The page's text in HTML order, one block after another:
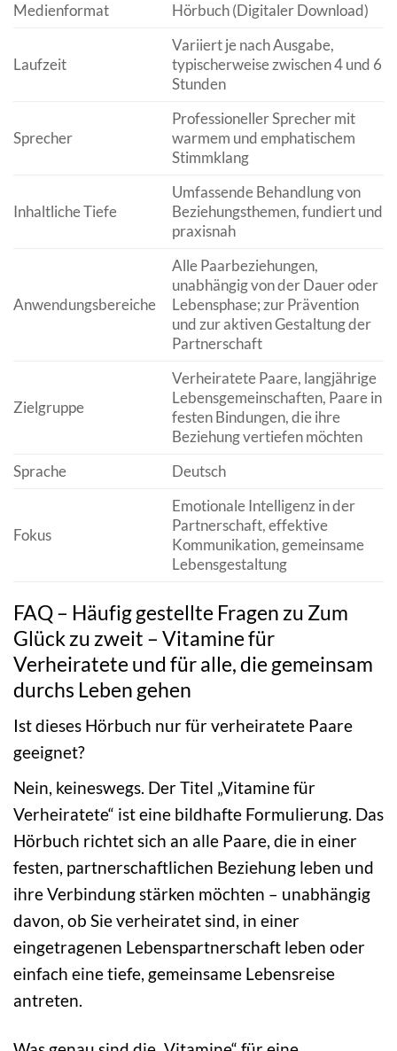
Medienformat
Hörbuch (Digitaler Download)
Laufzeit
Variiert je nach Ausgabe,
typischerweise zwischen 4 und 6
Stunden
Sprecher
Professioneller Sprecher mit
warmem und emphatischem
Stimmklang
Inhaltliche Tiefe
Umfassende Behandlung von
Beziehungsthemen, fundiert und
praxisnah
Anwendungsbereiche
Alle Paarbeziehungen,
unabhängig von der Dauer oder
Lebensphase; zur Prävention
und zur aktiven Gestaltung der
Partnerschaft
Zielgruppe
Verheiratete Paare, langjährige
Lebensgemeinschaften, Paare in
festen Bindungen, die ihre
Beziehung vertiefen möchten
Sprache
Deutsch
Fokus
Emotionale Intelligenz in der
Partnerschaft, effektive
Kommunikation, gemeinsame
Lebensgestaltung
FAQ – Häufig gestellte Fragen zu Zum
Glück zu zweit – Vitamine für
Verheiratete und für alle, die gemeinsam
durchs Leben gehen
Ist dieses Hörbuch nur für verheiratete Paare
geeignet?
Nein, keineswegs. Der Titel „Vitamine für
Verheiratete“ ist eine bildhafte Formulierung. Das
Hörbuch richtet sich an alle Paare, die in einer
festen, partnerschaftlichen Beziehung leben und
ihre Verbindung stärken möchten – unabhängig
davon, ob Sie verheiratet sind, in einer
eingetragenen Lebenspartnerschaft leben oder
einfach eine tiefe, gemeinsame Lebensreise
antreten.